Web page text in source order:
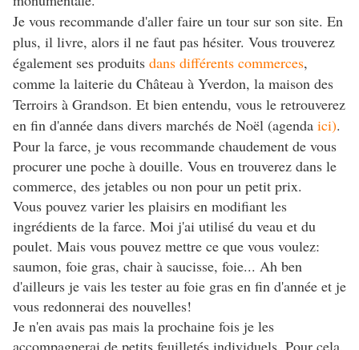
Je vous recommande d'aller faire un tour sur son site. En
plus, il livre, alors il ne faut pas hésiter. Vous trouverez
également ses produits dans différents commerces,
comme la laiterie du Château à Yverdon, la maison des
Terroirs à Grandson. Et bien entendu, vous le retrouverez
en fin d'année dans divers marchés de Noël (agenda ici).
Pour la farce, je vous recommande chaudement de vous
procurer une poche à douille. Vous en trouverez dans le
commerce, des jetables ou non pour un petit prix.
Vous pouvez varier les plaisirs en modifiant les
ingrédients de la farce. Moi j'ai utilisé du veau et du
poulet. Mais vous pouvez mettre ce que vous voulez:
saumon, foie gras, chair à saucisse, foie... Ah ben
d'ailleurs je vais les tester au foie gras en fin d'année et je
vous redonnerai des nouvelles!
Je n'en avais pas mais la prochaine fois je les
accompagnerai de petits feuilletés individuels. Pour cela,